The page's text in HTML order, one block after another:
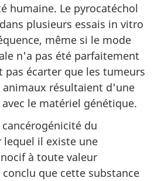
humaine. Le pyrocatéchol
plusieurs essais in vitro
même si le mode
n'a pas été parfaitement
pas écarter que les tumeurs
animaux résultaient d'une
le matériel génétique.
du
il existe une
à toute valeur
que cette substance